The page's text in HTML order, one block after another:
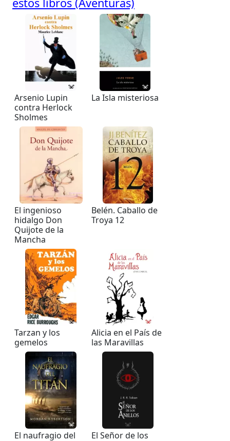
Arsenio Lupin
contra Herlock
Sholmes
La Isla misteriosa
El ingenioso
hidalgo Don
Quijote de la
Mancha
Belén. Caballo de
Troya 12
Tarzan y los
gemelos
Alicia en el País de
las Maravillas
El naufragio del
El Señor de los